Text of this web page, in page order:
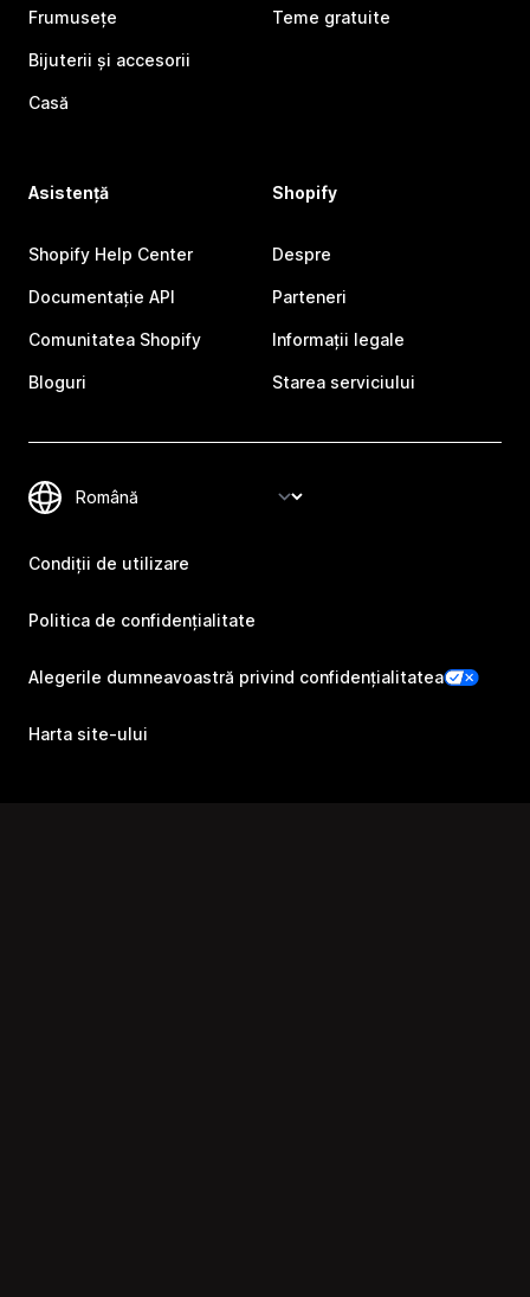
Frumusețe
Bijuterii și accesorii
Casă
Teme gratuite
Asistență
Shopify Help Center
Documentație API
Comunitatea Shopify
Bloguri
Shopify
Despre
Parteneri
Informații legale
Starea serviciului
Condiții de utilizare
Politica de confidențialitate
Alegerile dumneavoastră privind confidențialitatea
Harta site-ului